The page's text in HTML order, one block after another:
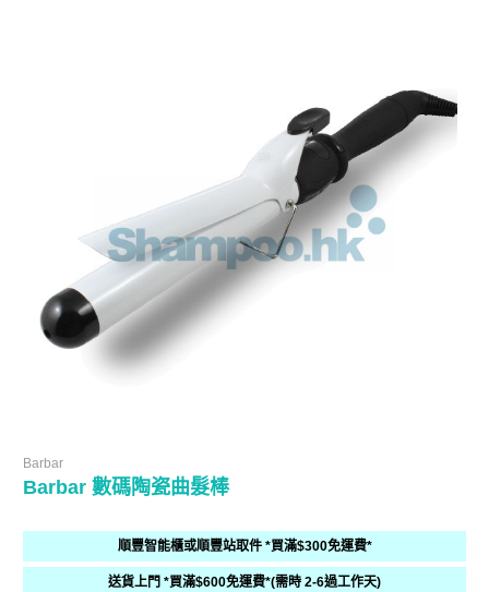
Barbar
Barbar 數碼陶瓷曲髮棒
順豐智能櫃或順豐站取件 *買滿$300免運費*
送貨上門 *買滿$600免運費*(需時 2-6過工作天)